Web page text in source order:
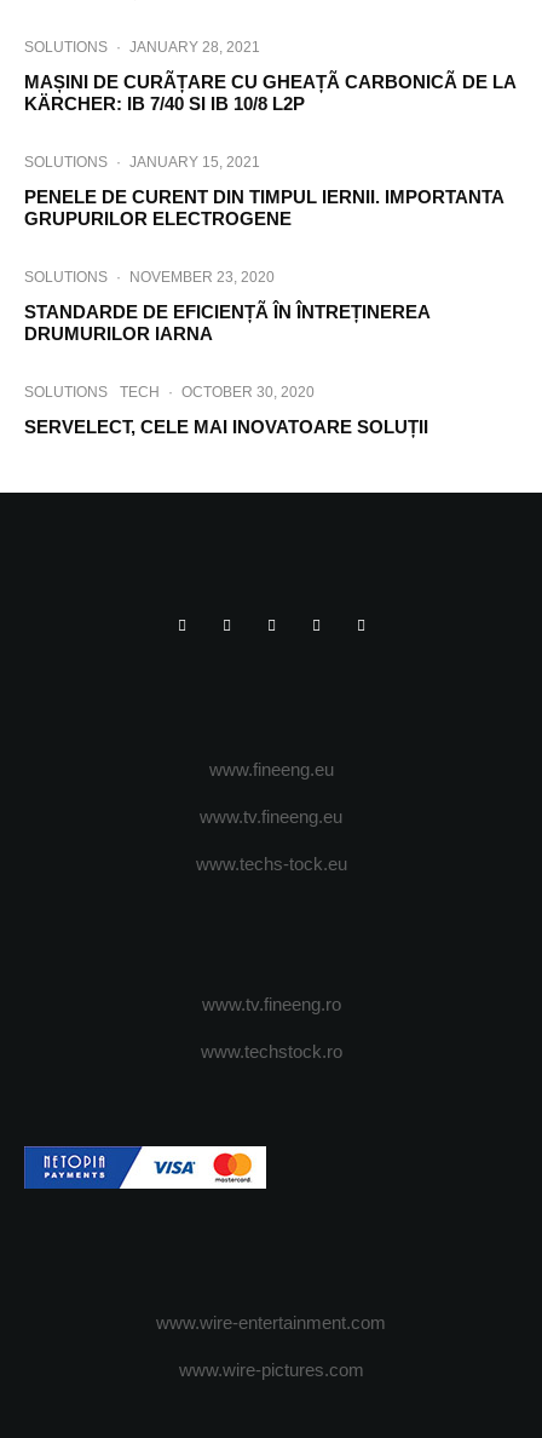
SOLUTIONS · JANUARY 28, 2021
MAȘINI DE CURÃȚARE CU GHEAȚÃ CARBONICÃ DE LA
KÄRCHER: IB 7/40 SI IB 10/8 L2P
SOLUTIONS · JANUARY 15, 2021
PENELE DE CURENT DIN TIMPUL IERNII. IMPORTANTA
GRUPURILOR ELECTROGENE
SOLUTIONS · NOVEMBER 23, 2020
STANDARDE DE EFICIENȚÃ ÎN ÎNTREȚINEREA
DRUMURILOR IARNA
SOLUTIONS TECH · OCTOBER 30, 2020
SERVELECT, CELE MAI INOVATOARE SOLUȚII
www.fineeng.eu
www.tv.fineeng.eu
www.techs-tock.eu
www.tv.fineeng.ro
www.techstock.ro
www.wire-entertainment.com
www.wire-pictures.com